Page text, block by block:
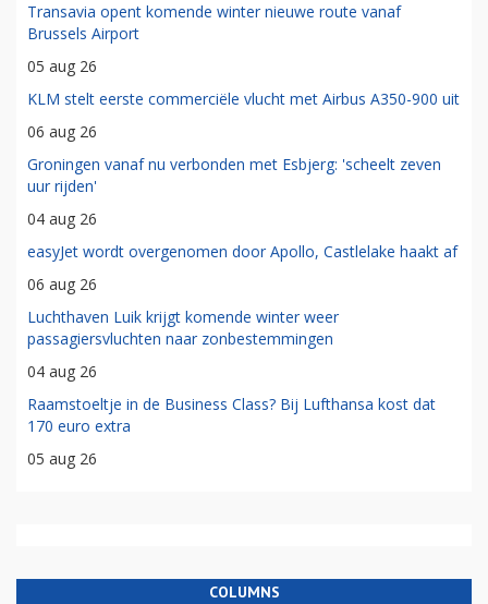
Transavia opent komende winter nieuwe route vanaf
Brussels Airport
05 aug 26
KLM stelt eerste commerciële vlucht met Airbus A350-900 uit
06 aug 26
Groningen vanaf nu verbonden met Esbjerg: 'scheelt zeven
uur rijden'
04 aug 26
easyJet wordt overgenomen door Apollo, Castlelake haakt af
06 aug 26
Luchthaven Luik krijgt komende winter weer
passagiersvluchten naar zonbestemmingen
04 aug 26
Raamstoeltje in de Business Class? Bij Lufthansa kost dat
170 euro extra
05 aug 26
COLUMNS